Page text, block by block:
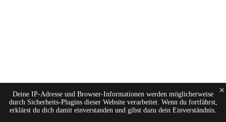
Deine IP-Adresse und Browser-Informationen werden möglicherweise
durch Sicherheits-Plugins dieser Website verarbeitet. Wenn du fortfährst,
erklärst du dich damit einverstanden und gibst dazu dein Einverständnis.
×